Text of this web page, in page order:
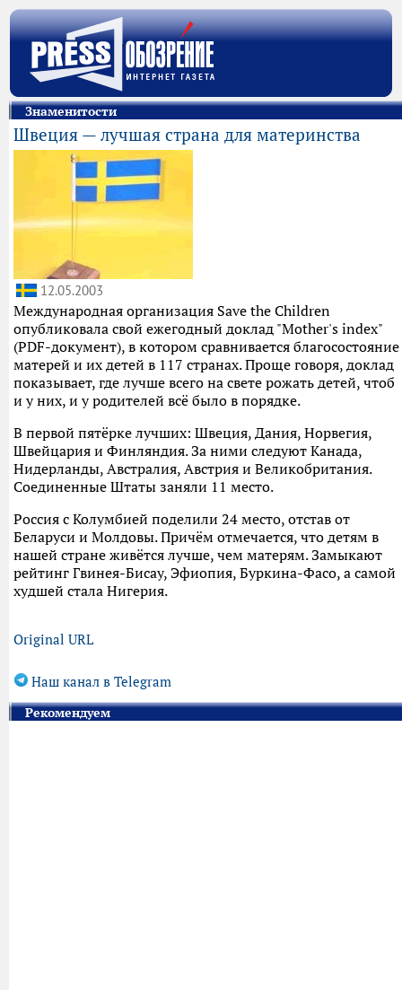
Знаменитости
Швеция — лучшая страна для материнства
12.05.2003
Международная организация Save the Children
опубликовала свой ежегодный доклад "Mother's index"
(PDF-документ), в котором сравнивается благосостояние
матерей и их детей в 117 странах. Проще говоря, доклад
показывает, где лучше всего на свете рожать детей, чтоб
и у них, и у родителей всё было в порядке.
В первой пятёрке лучших: Швеция, Дания, Норвегия,
Швейцария и Финляндия. За ними следуют Канада,
Нидерланды, Австралия, Австрия и Великобритания.
Соединенные Штаты заняли 11 место.
Россия с Колумбией поделили 24 место, отстав от
Беларуси и Молдовы. Причём отмечается, что детям в
нашей стране живётся лучше, чем матерям. Замыкают
рейтинг Гвинея-Бисау, Эфиопия, Буркина-Фасо, а самой
худшей стала Нигерия.
Original URL
Наш канал в Telegram
Рекомендуем